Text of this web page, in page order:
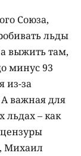
Союза,
льды
выжить там,
минус 93
из-за
важная для
льдах – как
цензуры
Михаил